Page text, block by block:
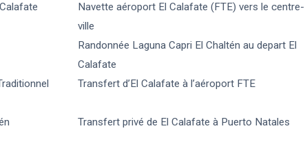
Navette aéroport El Calafate (FTE) vers le centre-
ville
Randonnée Laguna Capri El Chaltén au depart El
Calafate
Transfert d’El Calafate à l’aéroport FTE
Transfert privé de El Calafate à Puerto Natales